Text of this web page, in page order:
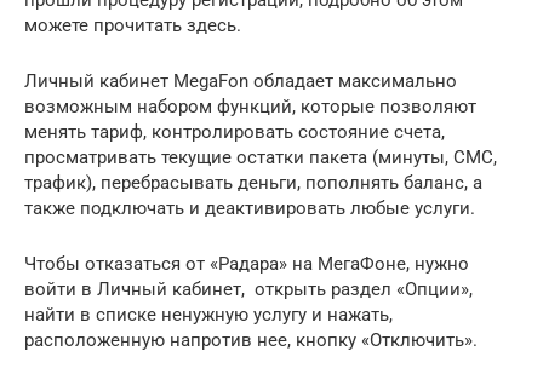
можете прочитать здесь.
Личный кабинет MegaFon обладает максимально
возможным набором функций, которые позволяют
менять тариф, контролировать состояние счета,
просматривать текущие остатки пакета (минуты, СМС,
трафик), перебрасывать деньги, пополнять баланс, а
также подключать и деактивировать любые услуги.
Чтобы отказаться от «Радара» на МегаФоне, нужно
войти в Личный кабинет, открыть раздел «Опции»,
найти в списке ненужную услугу и нажать,
расположенную напротив нее, кнопку «Отключить».